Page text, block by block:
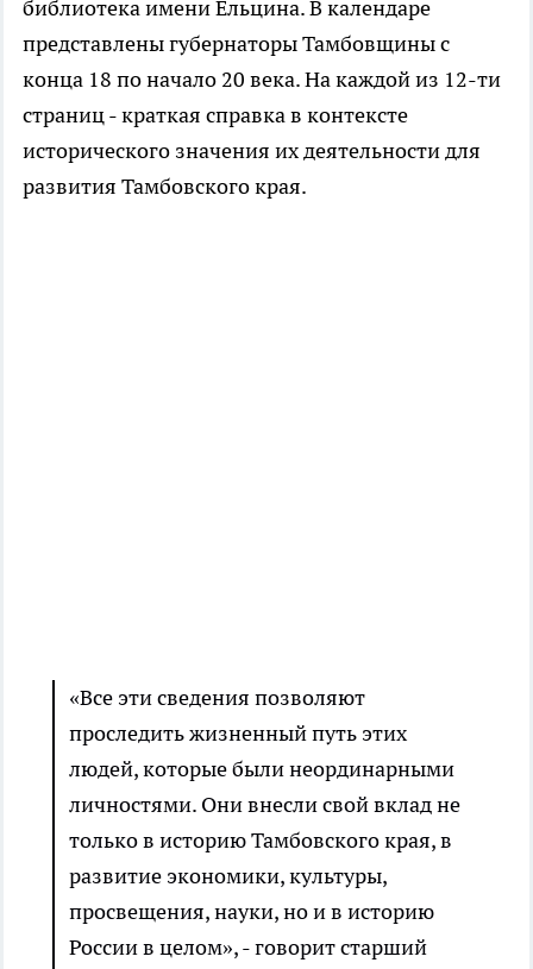
библиотека имени Ельцина. В календаре
представлены губернаторы Тамбовщины с
конца 18 по начало 20 века. На каждой из 12-ти
страниц - краткая справка в контексте
исторического значения их деятельности для
развития Тамбовского края.
«Все эти сведения позволяют
проследить жизненный путь этих
людей, которые были неординарными
личностями. Они внесли свой вклад не
только в историю Тамбовского края, в
развитие экономики, культуры,
просвещения, науки, но и в историю
России в целом», - говорит старший